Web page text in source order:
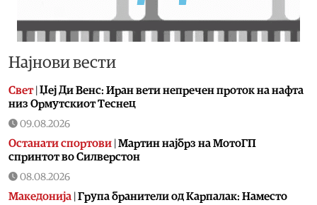
Најнови вести
Свет| Џеј Ди Венс: Иран вети непречен проток на нафта
низ Ормутскиот Теснец
09.08.2026
Останати спортови Мартин најбрз на МотоГП
спринтот во Силверстон
08.08.2026
Македонија Група бранители од Карпалак: Наместо